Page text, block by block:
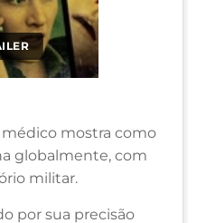
mostra como
globalmente, com
militar.
por sua precisão